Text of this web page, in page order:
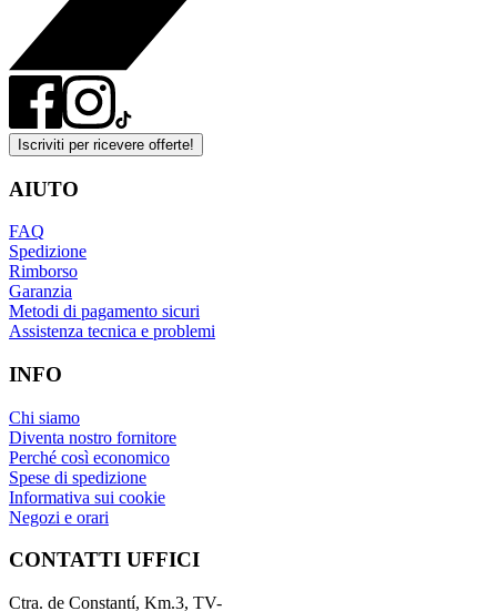
Iscriviti per ricevere offerte!
AIUTO
FAQ
Spedizione
Rimborso
Garanzia
Metodi di pagamento sicuri
Assistenza tecnica e problemi
INFO
Chi siamo
Diventa nostro fornitore
Perché così economico
Spese di spedizione
Informativa sui cookie
Negozi e orari
CONTATTI UFFICI
Ctra. de Constantí, Km.3, TV-